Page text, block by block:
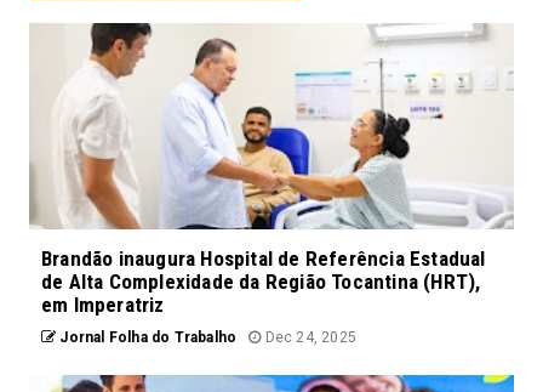
Brandão inaugura Hospital de Referência Estadual
de Alta Complexidade da Região Tocantina (HRT),
em Imperatriz
Jornal Folha do Trabalho Dec 24, 2025